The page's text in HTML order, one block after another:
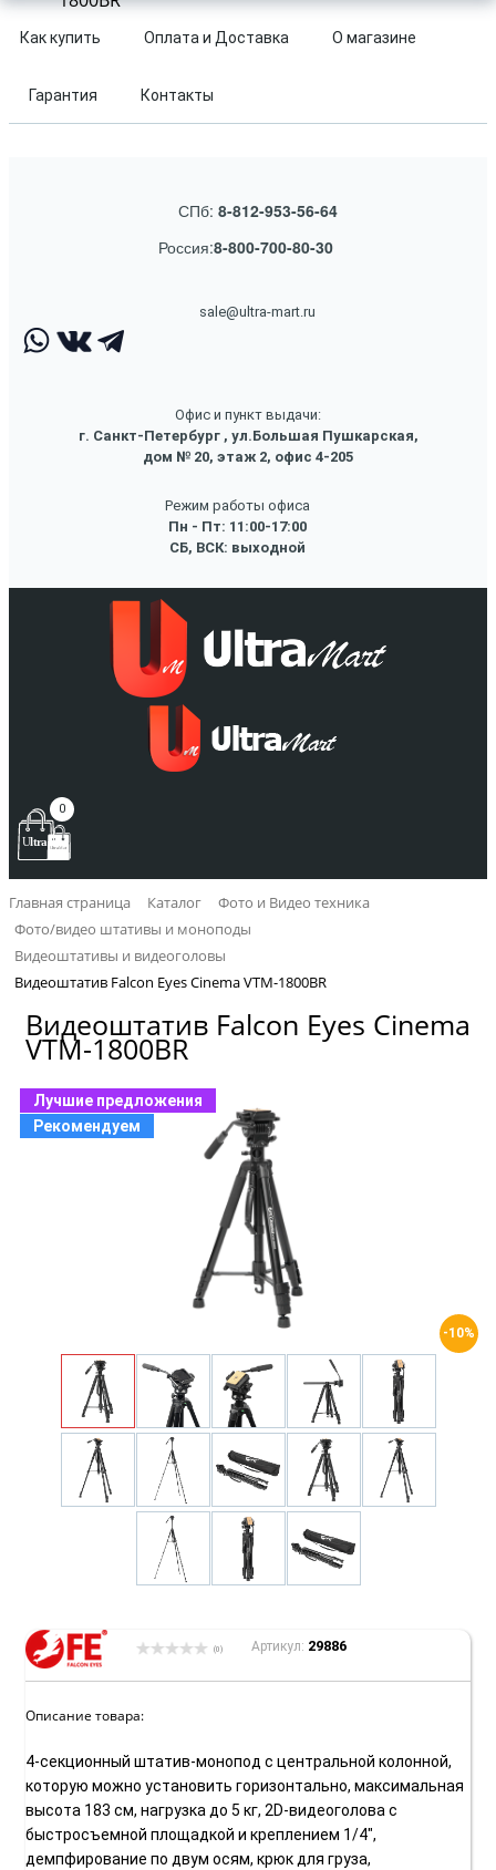
Как купить Оплата и Доставка О магазине
Гарантия Контакты
СПб: 8-812-953-56-64
Россия:8-800-700-80-30
sale@ultra-mart.ru
Офис и пункт выдачи:
г. Санкт-Петербург , ул.Большая Пушкарская,
дом № 20, этаж 2, офис 4-205
Режим работы офиса
Пн - Пт: 11:00-17:00
СБ, ВСК: выходной
0
Главная страница Каталог
Фото и Видео техника
Фото/видео штативы и моноподы
Видеоштативы и видеоголовы
Видеоштатив Falcon Eyes Cinema VTM-1800BR
Видеоштатив Falcon Eyes Cinema
VTM-1800BR
Лучшие предложения
Рекомендуем
-10%
(0) Артикул: 29886
Описание товара:
4-секционный штатив-монопод с центральной колонной,
которую можно установить горизонтально, максимальная
высота 183 см, нагрузка до 5 кг, 2D-видеоголова с
быстросъемной площадкой и креплением 1/4",
демпфирование по двум осям, крюк для груза,